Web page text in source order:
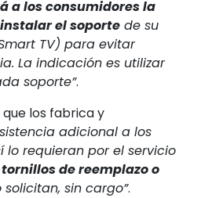
a los consumidores la
el soporte de su
TV) para evitar
La indicación es utilizar
soporte”.
los fabrica y
adicional a los
lo requieran por el servicio
tornillos de reemplazo o
solicitan, sin cargo”.